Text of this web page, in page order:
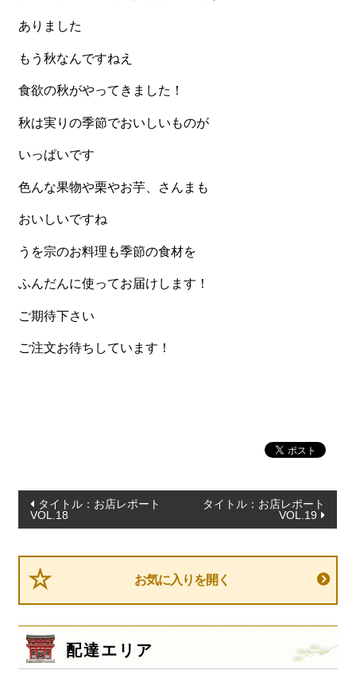
8,000円~
食材から選ぶ
お肉メイン弁当
お魚メイン弁当
お野菜メイン弁当
旬の食材弁当
種類から選ぶ
近江(滋賀)地方ゆかりの弁当
四得オードブル
スタッフブログ
会社概要
お問い合わせ
サイトマップ
ログイン・マイページ
ありました
もう秋なんですねえ
食欲の秋がやってきました！
秋は実りの季節でおいしいものが
いっぱいです
色んな果物や栗やお芋、さんまも
おいしいですね
うを宗のお料理も季節の食材を
ふんだんに使ってお届けします！
ご期待下さい
ご注文お待ちしています！
投
稿
ゲ
ー
シ
ョ
タイトル：お店レポート
VOL.18
タイトル：お店レポート
VOL.19
お気に入りを開く
配達エリア